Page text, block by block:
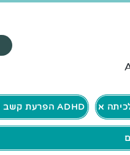
א ADHD הפרעת קשב וריכוז